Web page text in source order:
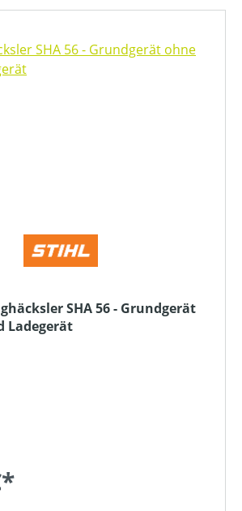
SHA 56 - Grundgerät
Ladegerät